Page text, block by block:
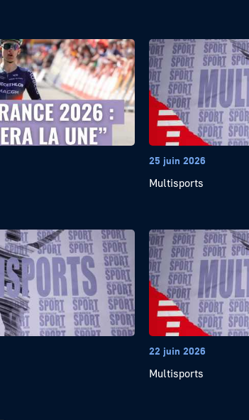
25 juin 2026
Multisports
22 juin 2026
Multisports